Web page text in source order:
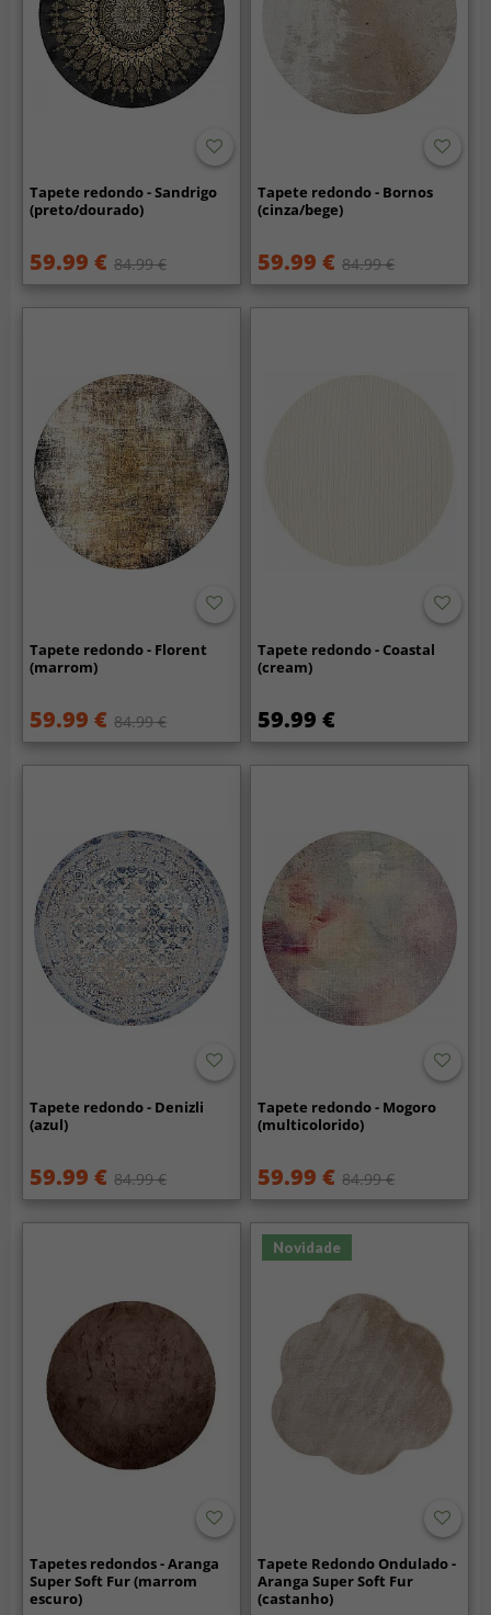
Tapete redondo - Sandrigo
(preto/dourado)
59.99 € 84.99 €
Tapete redondo - Bornos
(cinza/bege)
59.99 € 84.99 €
Tapete redondo - Florent
(marrom)
59.99 € 84.99 €
Tapete redondo - Coastal
(cream)
59.99 €
Tapete redondo - Denizli
(azul)
59.99 € 84.99 €
Tapete redondo - Mogoro
(multicolorido)
59.99 € 84.99 €
Tapetes redondos - Aranga
Super Soft Fur (marrom
escuro)
Novidade
Tapete Redondo Ondulado -
Aranga Super Soft Fur
(castanho)